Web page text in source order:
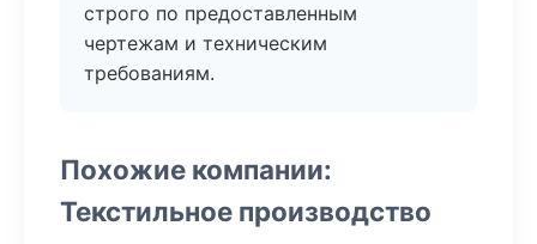
строго по предоставленным
чертежам и техническим
требованиям.
Похожие компании:
Текстильное производство